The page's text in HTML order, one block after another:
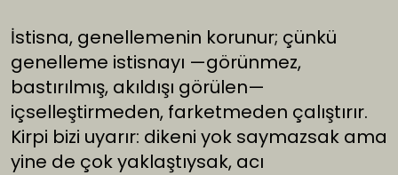
İstisna, genellemenin korunur; çünkü
genelleme istisnayı —görünmez,
bastırılmış, akıldışı görülen—
içselleştirmeden, farketmeden çalıştırır.
Kirpi bizi uyarır: dikeni yok saymazsak ama
yine de çok yaklaştıysak, acı